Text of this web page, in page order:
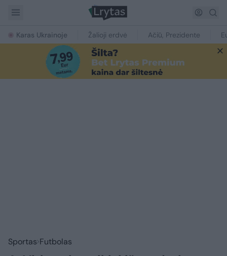
Karas Ukrainoje Žalioji erdvė Ačiū, Prezidente
Sportas Futbolas